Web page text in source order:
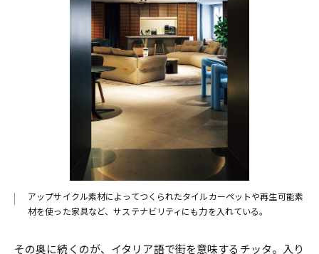
アップサイクル素材によってつくられたタイルカーペットや再生可能素
材を使った家具など、サステナビリティにも力を入れている。
その奥に続くのが、イタリア語で街を意味するチッタ。入り